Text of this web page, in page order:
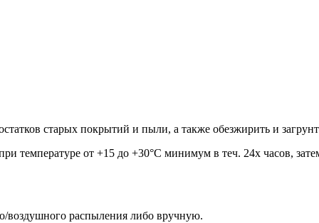
старых покрытий и пыли, а также обезжирить и
температуре от +15 до +30°С минимум в теч. 24х часов,
воздушного распыления либо вручную.